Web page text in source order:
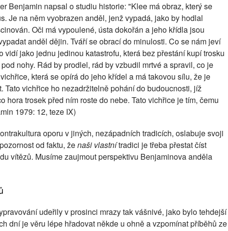
Benjamin napsal o studiu historie: "Klee má obraz, který se
Je na něm vyobrazen anděl, jenž vypadá, jako by hodlal
Oči má vypoulené, ústa dokořán a jeho křídla jsou
anděl dějin. Tváří se obrací do minulosti. Co se nám jeví
vidí jako jednu jedinou katastrofu, která bez přestání kupí trosku
nohy. Rád by prodlel, rád by vzbudil mrtvé a spravil, co je
která se opírá do jeho křídel a má takovou sílu, že je
Tato vichřice ho nezadržitelně pohání do budoucnosti, jíž
hora trosek před ním roste do nebe. Tato vichřice je tím, čemu
1979: 12, teze IX)
oporu v jiných, nezápadních tradicích, oslabuje svoji
od faktu, ženaši vlastnítradici je třeba přestat číst
vítězů. Musíme zaujmout perspektivu Benjaminova anděla
udeřily v prosinci mrazy tak vášnivé, jako bylo tehdejší
dní je věru lépe hřadovat někde u ohně a vzpomínat příběhů ze